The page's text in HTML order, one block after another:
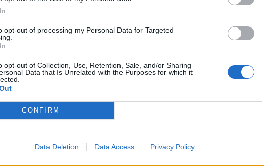
opt-out of processing my Personal Data for Targeted
opt-out of Collection, Use, Retention, Sale, and/or Sharing
Data that Is Unrelated with the Purposes for which it
CONFIRM
Data Deletion Data Access Privacy Policy
importante
Editorial
Privacidade
condições
100% elétrico Baterias
China Citröen
Europa Ferrari FIAT Ford
Mercedes-Benz Mobilidade elétrica